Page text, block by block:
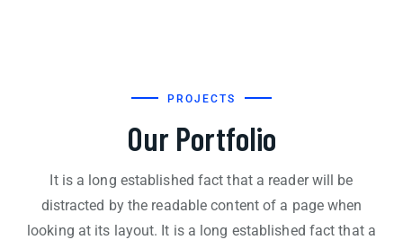
PROJECTS
Our Portfolio
It is a long established fact that a reader will be
distracted by the readable content of a page when
looking at its layout. It is a long established fact that a